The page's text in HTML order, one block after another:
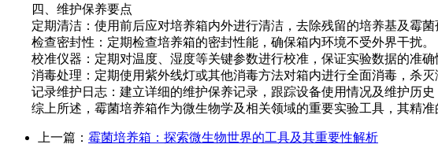
四、维护保养要点
定期清洁：使用前后应对培养箱内外进行清洁，去除残留的培养基及霉菌
检查密封性：定期检查培养箱的密封性能，确保箱内环境不受外界干扰。
校准仪器：定期对温度、湿度等关键参数进行校准，保证实验数据的准确
消毒处理：定期使用紫外线灯或其他消毒方法对箱内进行全面消毒，杀灭
记录维护日志：建立详细的维护保养记录，跟踪设备使用情况及维护历史
综上所述，霉菌培养箱作为微生物学及相关领域的重要实验工具，其精准
上一篇： 霉菌培养箱：探索微生物世界的工具及其重要性解析